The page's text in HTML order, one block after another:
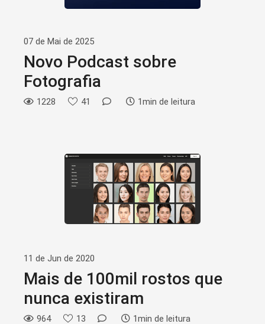
07 de Mai de 2025
Novo Podcast sobre
Fotografia
1228 41 1min de leitura
11 de Jun de 2020
Mais de 100mil rostos que
nunca existiram
964 13 1min de leitura